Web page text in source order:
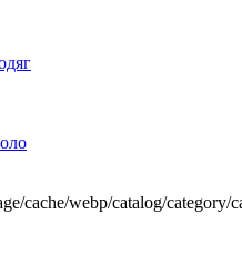
cache/webp/catalog/category/